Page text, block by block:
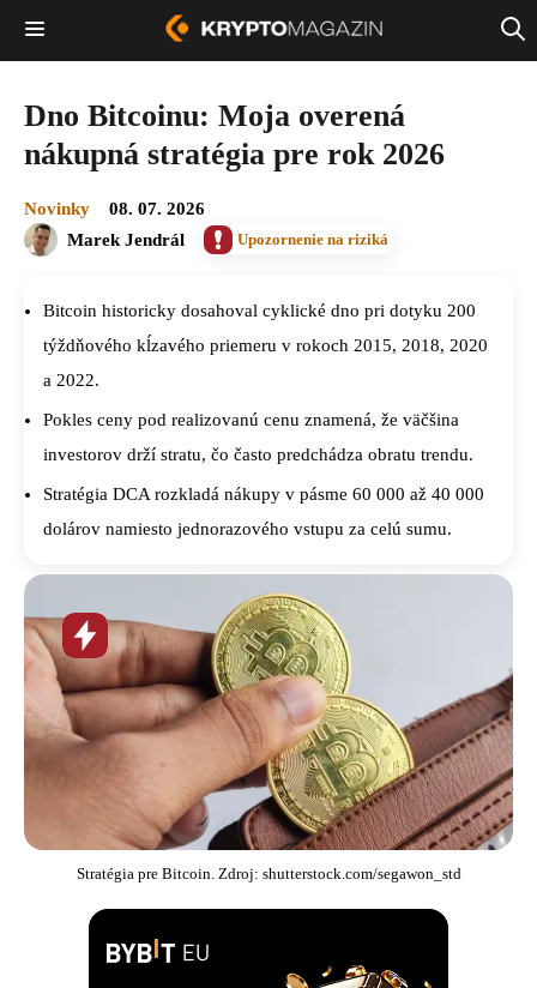
Dno Bitcoinu: Moja overená
nákupná stratégia pre rok 2026
Novinky
08. 07. 2026
Marek Jendrál
Upozornenie na riziká
Bitcoin historicky dosahoval cyklické dno pri dotyku 200
týždňového kĺzavého priemeru v rokoch 2015, 2018, 2020
a 2022.
Pokles ceny pod realizovanú cenu znamená, že väčšina
investorov drží stratu, čo často predchádza obratu trendu.
Stratégia DCA rozkladá nákupy v pásme 60 000 až 40 000
dolárov namiesto jednorazového vstupu za celú sumu.
Horúca
novinka
Stratégia pre Bitcoin. Zdroj: shutterstock.com/segawon_std